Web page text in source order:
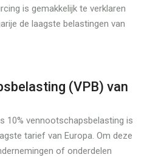
is gemakkelijk te verklaren
de laagste belastingen van
(VPB) van
10% vennootschapsbelasting is
tarief van Europa. Om deze
of onderdelen